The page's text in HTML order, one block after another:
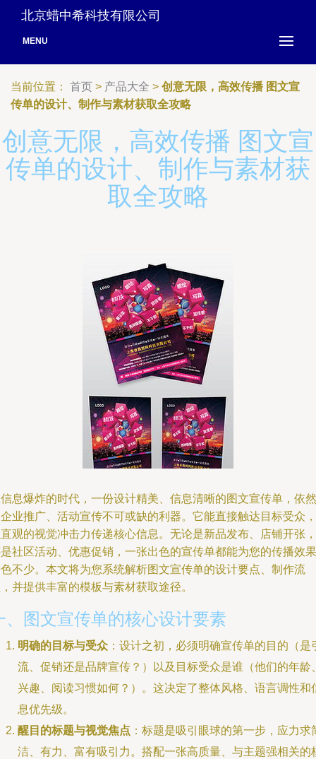
北京蜡中希科技有限公司
MENU
当前位置： 首页 > 产品大全 > 创意无限，高效传播 图文宣
传单的设计、制作与素材获取全攻略
创意无限，高效传播 图文宣
传单的设计、制作与素材获
取全攻略
息爆炸的时代，一份设计精美、信息清晰的图文宣传单，依然
业推广、活动宣传不可或缺的利器。它能直接触达目标受众，
观的视觉冲击力传递核心信息。无论是新品发布、店铺开张，
社区活动、优惠促销，一张出色的宣传单都能为您的传播效果
不少。本文将为您系统解析图文宣传单的设计要点、制作流
并提供丰富的模板与素材获取途径。
、图文宣传单的核心设计要素
明确的目标与受众 ：设计之初，必须明确宣传单的目的（是
流、促销还是品牌宣传？）以及目标受众是谁（他们的年龄
兴趣、阅读习惯如何？）。这决定了整体风格、语言调性和
息优先级。
醒目的标题与视觉焦点 ：标题是吸引眼球的第一步，应力求
洁、有力、富有吸引力。搭配一张高质量、与主题强相关的